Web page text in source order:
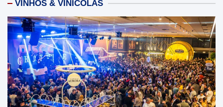
VINHOS & VINÍCOLAS